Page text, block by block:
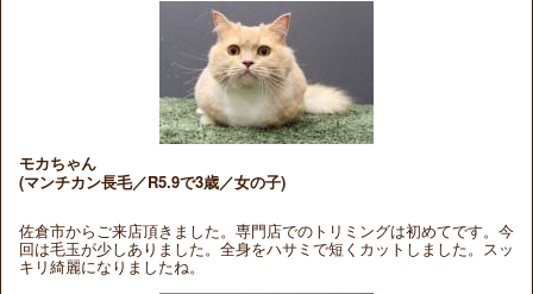
モカちゃん
(マンチカン長毛／R5.9で3歳／女の子)
佐倉市からご来店頂きました。専門店でのトリミングは初めてです。今
回は毛玉が少しありました。全身をハサミで短くカットしました。スッ
キリ綺麗になりましたね。